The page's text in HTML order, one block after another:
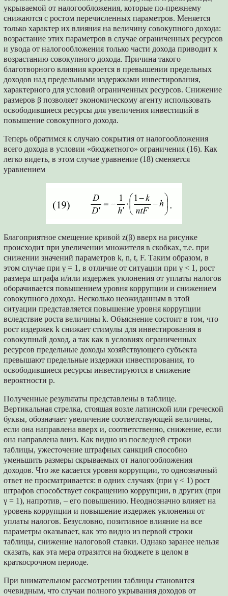
укрываемой от налогообложения, которые по-прежнему
снижаются с ростом перечисленных параметров. Меняется
только характер их влияния на величину совокупного дохода:
возрастание этих параметров в случае ограниченных ресурсов
и увода от налогообложения только части дохода приводит к
возрастанию совокупного дохода. Причина такого
благотворного влияния кроется в превышении предельных
доходов над предельными издержками инвестирования,
характерного для условий ограниченных ресурсов. Снижение
размеров β позволяет экономическому агенту использовать
освободившиеся ресурсы для увеличения инвестиций в
повышение совокупного дохода.
Теперь обратимся к случаю сокрытия от налогообложения
всего дохода в условии «бюджетного» ограничения (16). Как
легко видеть, в этом случае уравнение (18) сменяется
уравнением
Благоприятное смещение кривой z(β) вверх на рисунке
происходит при увеличении множителя в скобках, т.е. при
снижении значений параметров k, n, t, F. Таким образом, в
этом случае при γ = 1, в отличие от ситуации при γ < 1, рост
размера штрафа и/или издержек уклонения от уплаты налогов
оборачивается повышением уровня коррупции и снижением
совокупного дохода. Несколько неожиданным в этой
ситуации представляется повышение уровня коррупции
вследствие роста величины k. Объяснение состоит в том, что
рост издержек k снижает стимулы для инвестирования в
совокупный доход, а так как в условиях ограниченных
ресурсов предельные доходы хозяйствующего субъекта
превышают предельные издержки инвестирования, то
освободившиеся ресурсы инвестируются в снижение
вероятности p.
Полученные результаты представлены в таблице.
Вертикальная стрелка, стоящая возле латинской или греческой
буквы, обозначает увеличение соответствующей величины,
если она направлена вверх и, соответственно, снижение, если
она направлена вниз. Как видно из последней строки
таблицы, ужесточение штрафных санкций способно
уменьшить размеры скрываемых от налогообложения
доходов. Что же касается уровня коррупции, то однозначный
ответ не просматривается: в одних случаях (при γ < 1) рост
штрафов способствует сокращению коррупции, в других (при
γ = 1), напротив, – его повышению. Неоднозначно влияет на
уровень коррупции и повышение издержек уклонения от
уплаты налогов. Безусловно, позитивное влияние на все
параметры оказывает, как это видно из первой строки
таблицы, снижение налоговой ставки. Однако заранее нельзя
сказать, как эта мера отразится на бюджете в целом в
краткосрочном периоде.
При внимательном рассмотрении таблицы становится
очевидным, что случаи полного укрывания доходов от